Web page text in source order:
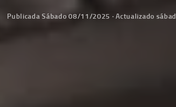
PublicadaSábado 08/11/2025 · Actualizado